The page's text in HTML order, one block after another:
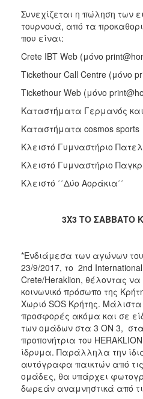
Συνεχίζεται η πώληση των
τουρνουά, από τα
που είναι:
Crete IBT Web (μόνο
Tickethour Call Centre (μόνο
Tickethour Web (μόνο
Kαταστήματα Γερμανός και
Καταστήματα cosmos sports
Κλειστό Γυμναστήριο
Κλειστό Γυμναστήριο
Κλειστό ΄΄Δύο Αοράκια΄΄
3Χ3 ΤΟ ΣΑΒΒΑΤΟ
*Ενδιάμεσα των αγώνων
23/9/2017, το 2nd
Crete/Heraklion, θέλοντας να
κοινωνικό πρόσωπο της
Χωριό SOS Κρήτης.
προσφορές ακόμα και σε
των ομάδων στα 3 ON 3,
προπονήτρια του
ίδρυμα. Παράλληλα την
αυτόγραφα παικτών από
ομάδες, θα υπάρχει
δωρεάν αναμνηστικά από